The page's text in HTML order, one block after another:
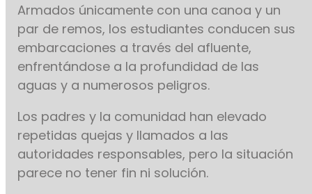
Armados únicamente con una canoa y un
par de remos, los estudiantes conducen sus
embarcaciones a través del afluente,
enfrentándose a la profundidad de las
aguas y a numerosos peligros.
Los padres y la comunidad han elevado
repetidas quejas y llamados a las
autoridades responsables, pero la situación
parece no tener fin ni solución.